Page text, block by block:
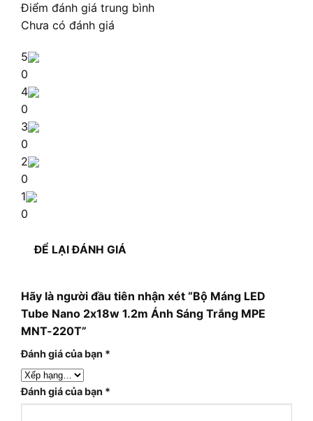
Điểm đánh giá trung bình
Chưa có đánh giá
5
0
4
0
3
0
2
0
1
0
ĐỂ LẠI ĐÁNH GIÁ
Hãy là người đầu tiên nhận xét “Bộ Máng LED
Tube Nano 2x18w 1.2m Ánh Sáng Trắng MPE
MNT-220T”
Đánh giá của bạn *
Đánh giá của bạn *